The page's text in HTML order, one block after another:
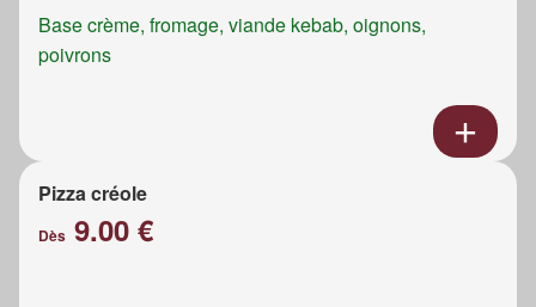
Base crème, fromage, viande kebab, oignons,
poivrons
Pizza créole
Dès 9.00 €